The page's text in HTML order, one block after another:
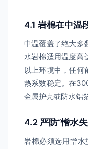
4.1 岩棉在中温
中温覆盖了绝大多
水岩棉适用温度
以上环境中，任何
热系数稳定。在
金属护壳或防水铝
4.2 严防“憎水
岩棉必须选用憎